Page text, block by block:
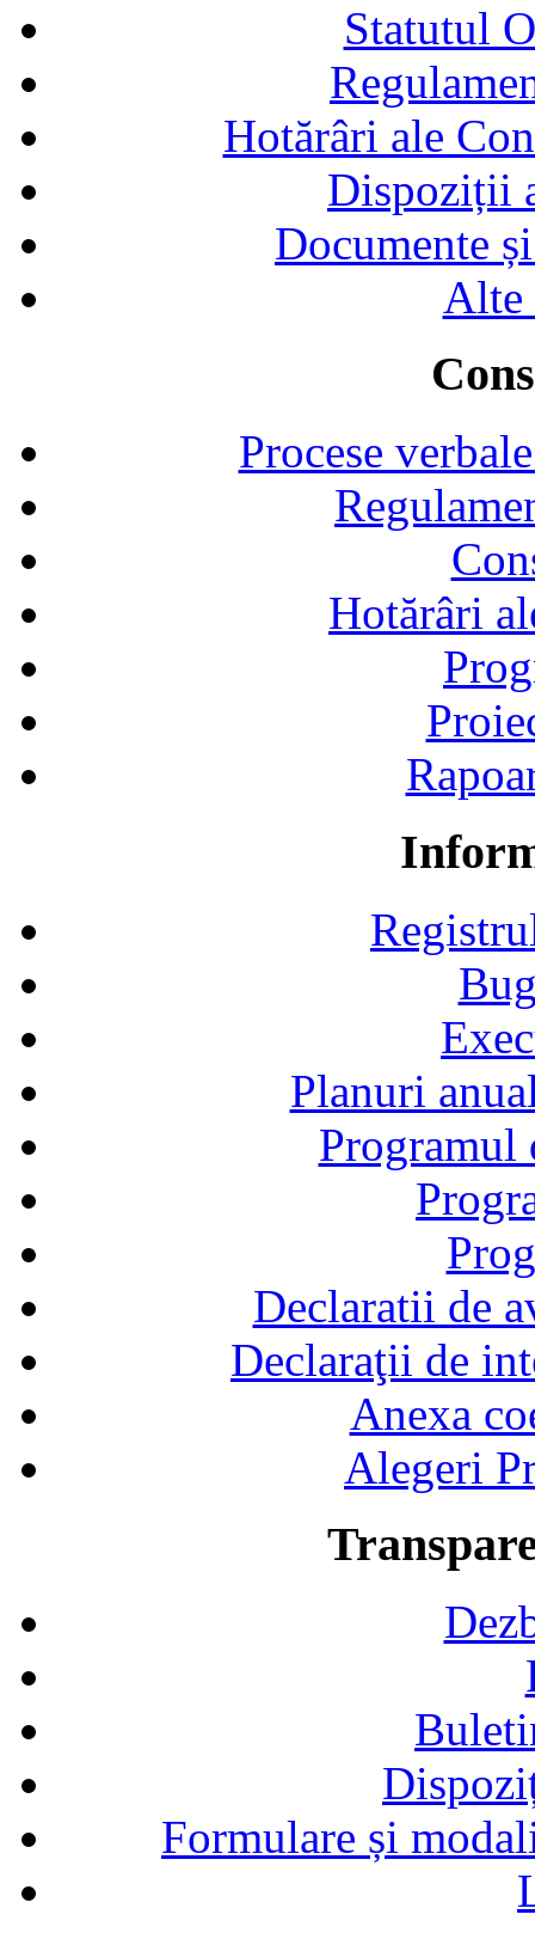
Statutul
Hotărâri ale
Dispoziții
Documente
Alte
Procese
Hotărâri
Planuri
Declaratii de
Declaraţii de
Anexa
Alegeri
Formulare și